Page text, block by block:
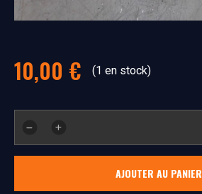
10,00 € (1 en stock)
levier
AJOUTER AU PANIER